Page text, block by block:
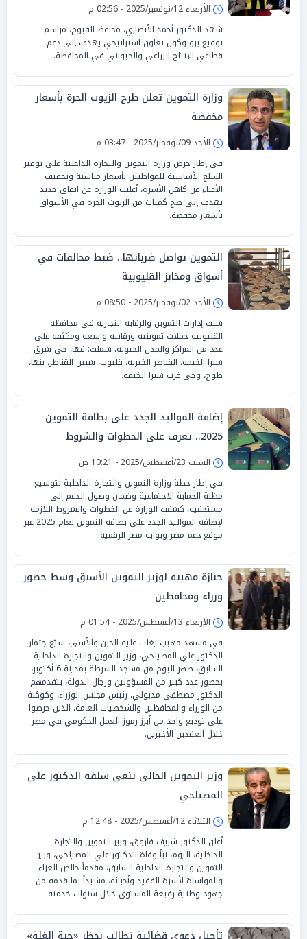
الأربعاء 12/نوفمبر/2025 - 02:56 م
شهد الدكتور أحمد الأنصاري، محافظ الفيوم، مراسم
توقيع بروتوكول تعاون استراتيجي يهدف إلى دعم
قطاعي الإنتاج الزراعي والحيواني في المحافظة.
وزارة التموين تعلن طرح الزيوت الحرة بأسعار
مخفضة
الأحد 09/نوفمبر/2025 - 03:47 م
في إطار حرص وزارة التموين والتجارة الداخلية على توفير
السلع الأساسية للمواطنين بأسعار مناسبة وتخفيف
الأعباء عن كاهل الأسرة، أعلنت الوزارة عن اتفاق جديد
يهدف إلى ضخ كميات من الزيوت الحرة في الأسواق
بأسعار مخفضة.
التموين تواصل ضرباتها.. ضبط مخالفات في
أسواق ومخابز القليوبية
الأحد 02/نوفمبر/2025 - 08:50 م
شنت إدارات التموين والرقابة التجارية في محافظة
القليوبية حملات تموينية ورقابية واسعة ومكثفة على
عدد من المراكز والمدن الحيوية، شملت: قها، حي شرق
شبرا الخيمة، القناطر الخيرية، قليوب، شبين القناطر، بنها،
طوخ، وحي غرب شبرا الخيمة.
إضافة المواليد الجدد على بطاقة التموين
2025.. تعرف على الخطوات والشروط
السبت 23/أغسطس/2025 - 10:21 ص
في إطار خطة وزارة التموين والتجارة الداخلية لتوسيع
مظلة الحماية الاجتماعية وضمان وصول الدعم إلى
مستحقيه، كشفت الوزارة عن الخطوات والشروط اللازمة
لإضافة المواليد الجدد على بطاقة التموين لعام 2025 عبر
موقع دعم مصر وبوابة مصر الرقمية.
جنازة مهيبة لوزير التموين الأسبق وسط حضور
وزراء ومحافظين
الأربعاء 13/أغسطس/2025 - 01:54 م
في مشهد مهيب يغلب عليه الحزن والأسى، شيّع جثمان
الدكتور علي المصيلحي، وزير التموين والتجارة الداخلية
السابق، ظهر اليوم من مسجد الشرطة بمدينة 6 أكتوبر،
بحضور عدد كبير من المسؤولين ورجال الدولة، يتقدمهم
الدكتور مصطفى مدبولي، رئيس مجلس الوزراء، وكوكبة
من الوزراء والمحافظين والشخصيات العامة، الذين حرصوا
على توديع واحد من أبرز رموز العمل الحكومي في مصر
خلال العقدين الأخيرين.
وزير التموين الحالي ينعى سلفه الدكتور علي
المصيلحي
الثلاثاء 12/أغسطس/2025 - 12:48 م
أعلن الدكتور شريف فاروق، وزير التموين والتجارة
الداخلية، اليوم، نبأ وفاة الدكتور علي المصيلحي، وزير
التموين والتجارة الداخلية السابق، مقدماً خالص العزاء
والمواساة لأسرة الفقيد وأحبائه، مشيداً بما قدمه من
جهود وطنية رفيعة المستوى خلال سنوات خدمته.